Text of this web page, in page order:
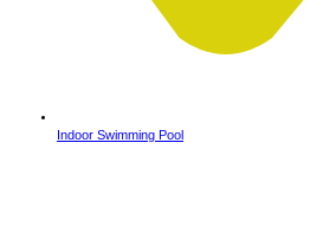
Indoor Swimming Pool